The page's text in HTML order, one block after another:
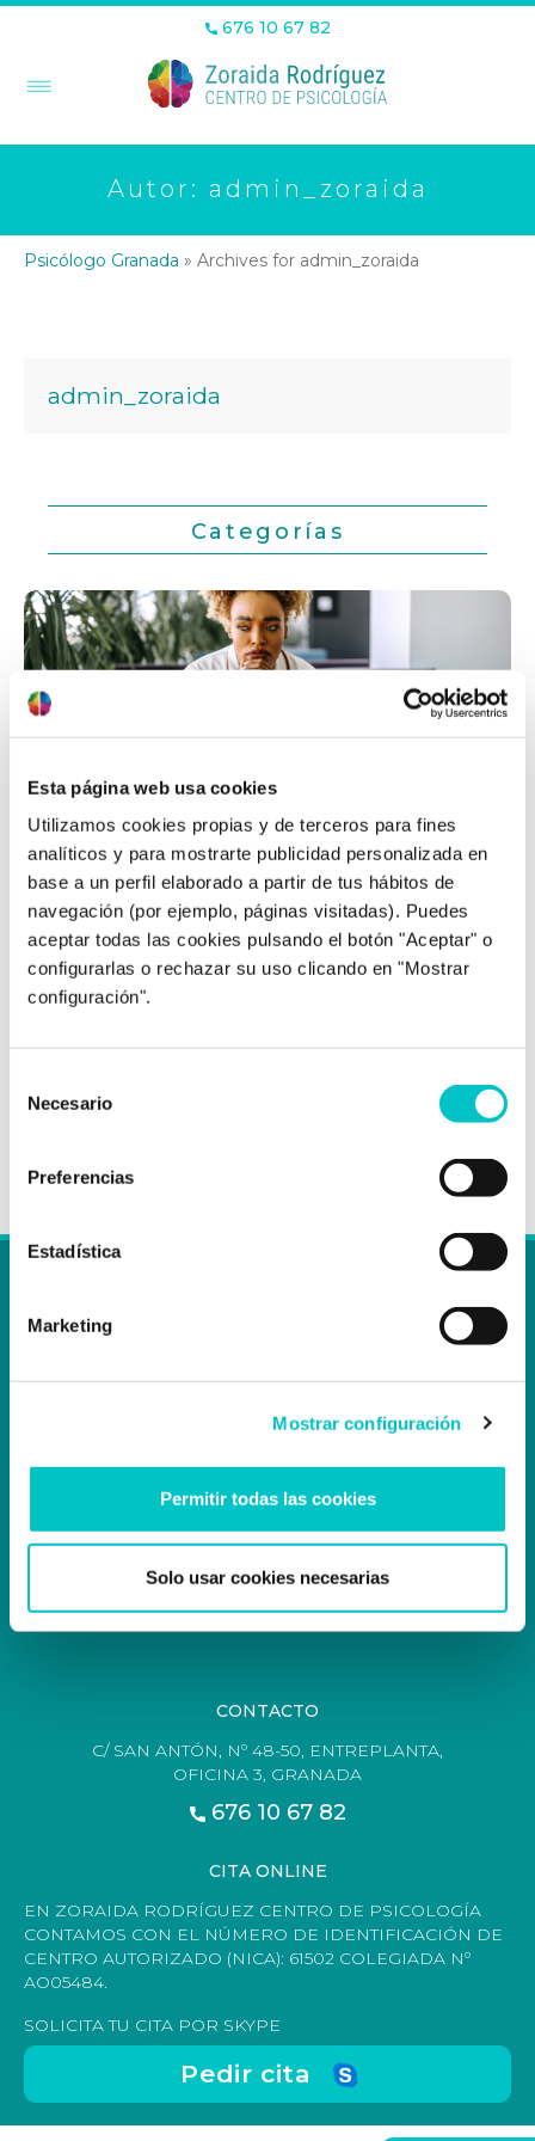
Esta página web usa cookies
Utilizamos cookies propias y de terceros para fines
analíticos y para mostrarte publicidad personalizada en
base a un perfil elaborado a partir de tus hábitos de
navegación (por ejemplo, páginas visitadas). Puedes
aceptar todas las cookies pulsando el botón "Aceptar" o
configurarlas o rechazar su uso clicando en "Mostrar
configuración".
Necesario
Preferencias
Estadística
Marketing
Mostrar configuración
Permitir todas las cookies
Solo usar cookies necesarias
676 10 67 82
Autor: admin_zoraida
Psicólogo Granada » Archives for admin_zoraida
admin_zoraida
Categorías
Cómo podemos superar el síndrome
del impostor
Sentir que no merecemos nuestros logros, que
“fue suerte” o que en cualquier momento alguien
descubrirá que no somos tan capaces como
aparentamos, es más común de lo que creemos.
impostor, es relativamente común. Es el nombre
personas, …
NOSOTROS
CONTACTO
C/ SAN ANTÓN, Nº 48-50, ENTREPLANTA,
OFICINA 3, GRANADA
676 10 67 82
CITA ONLINE
EN ZORAIDA RODRÍGUEZ CENTRO DE PSICOLOGÍA
CONTAMOS CON EL NÚMERO DE IDENTIFICACIÓN DE
CENTRO AUTORIZADO (NICA): 61502 COLEGIADA Nº
AO05484.
SOLICITA TU CITA POR SKYPE
Pedir cita